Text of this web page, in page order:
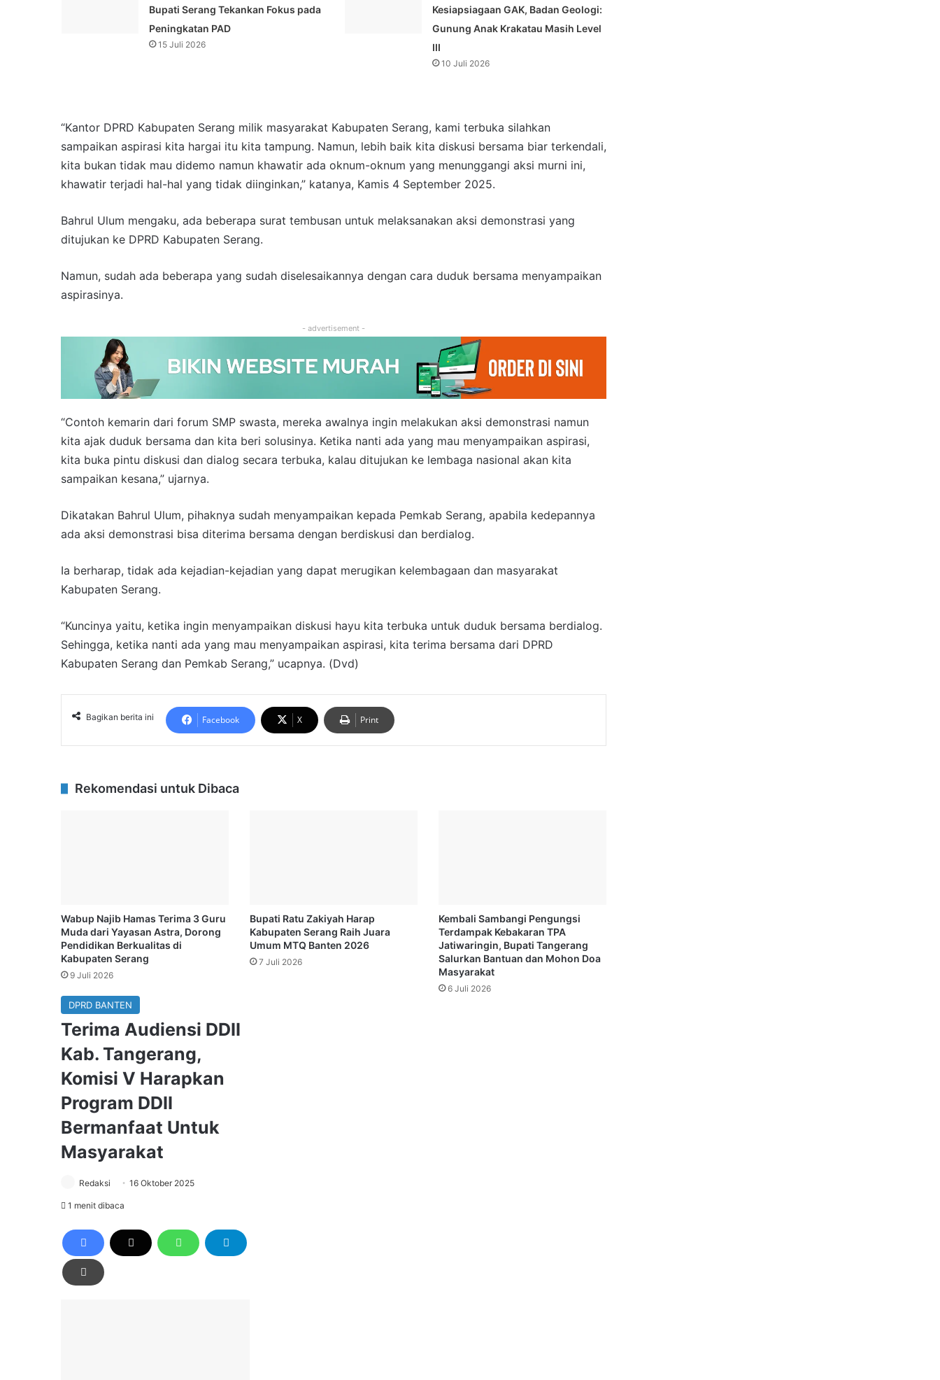
Bupati Serang Tekankan Fokus pada
Peningkatan PAD
15 Juli 2026
Kesiapsiagaan GAK, Badan Geologi:
Gunung Anak Krakatau Masih Level
III
10 Juli 2026
“Kantor DPRD Kabupaten Serang milik masyarakat Kabupaten Serang, kami terbuka silahkan
sampaikan aspirasi kita hargai itu kita tampung. Namun, lebih baik kita diskusi bersama biar terkendali,
kita bukan tidak mau didemo namun khawatir ada oknum-oknum yang menunggangi aksi murni ini,
khawatir terjadi hal-hal yang tidak diinginkan,” katanya, Kamis 4 September 2025.
Bahrul Ulum mengaku, ada beberapa surat tembusan untuk melaksanakan aksi demonstrasi yang
ditujukan ke DPRD Kabupaten Serang.
Namun, sudah ada beberapa yang sudah diselesaikannya dengan cara duduk bersama menyampaikan
aspirasinya.
- advertisement -
“Contoh kemarin dari forum SMP swasta, mereka awalnya ingin melakukan aksi demonstrasi namun
kita ajak duduk bersama dan kita beri solusinya. Ketika nanti ada yang mau menyampaikan aspirasi,
kita buka pintu diskusi dan dialog secara terbuka, kalau ditujukan ke lembaga nasional akan kita
sampaikan kesana,” ujarnya.
Dikatakan Bahrul Ulum, pihaknya sudah menyampaikan kepada Pemkab Serang, apabila kedepannya
ada aksi demonstrasi bisa diterima bersama dengan berdiskusi dan berdialog.
Ia berharap, tidak ada kejadian-kejadian yang dapat merugikan kelembagaan dan masyarakat
Kabupaten Serang.
“Kuncinya yaitu, ketika ingin menyampaikan diskusi hayu kita terbuka untuk duduk bersama berdialog.
Sehingga, ketika nanti ada yang mau menyampaikan aspirasi, kita terima bersama dari DPRD
Kabupaten Serang dan Pemkab Serang,” ucapnya. (Dvd)
Bagikan berita ini Facebook X Print
Rekomendasi untuk Dibaca
Wabup Najib Hamas Terima 3 Guru
Muda dari Yayasan Astra, Dorong
Pendidikan Berkualitas di
Kabupaten Serang
9 Juli 2026
Bupati Ratu Zakiyah Harap
Kabupaten Serang Raih Juara
Umum MTQ Banten 2026
7 Juli 2026
Kembali Sambangi Pengungsi
Terdampak Kebakaran TPA
Jatiwaringin, Bupati Tangerang
Salurkan Bantuan dan Mohon Doa
Masyarakat
6 Juli 2026